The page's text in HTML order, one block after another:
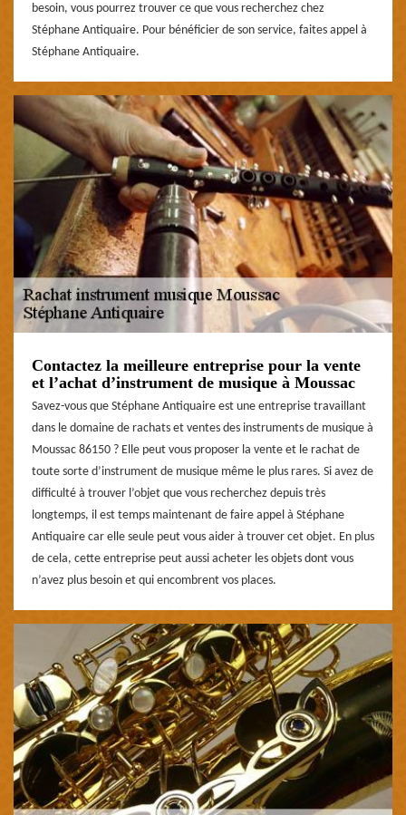
besoin, vous pourrez trouver ce que vous recherchez chez
Stéphane Antiquaire. Pour bénéficier de son service, faites appel à
Stéphane Antiquaire.
Contactez la meilleure entreprise pour la vente
et l’achat d’instrument de musique à Moussac
Savez-vous que Stéphane Antiquaire est une entreprise travaillant
dans le domaine de rachats et ventes des instruments de musique à
Moussac 86150 ? Elle peut vous proposer la vente et le rachat de
toute sorte d’instrument de musique même le plus rares. Si avez de
difficulté à trouver l’objet que vous recherchez depuis très
longtemps, il est temps maintenant de faire appel à Stéphane
Antiquaire car elle seule peut vous aider à trouver cet objet. En plus
de cela, cette entreprise peut aussi acheter les objets dont vous
n’avez plus besoin et qui encombrent vos places.